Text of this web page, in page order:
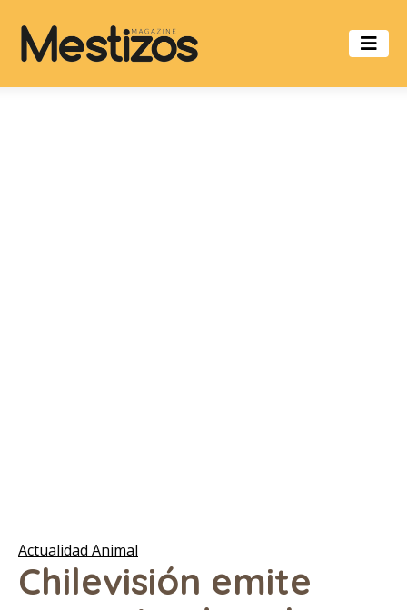
Actualidad Animal
Chilevisión emite